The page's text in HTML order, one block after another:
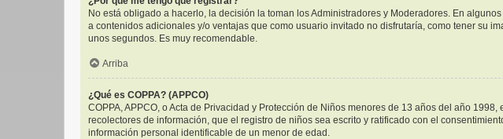
No está obligado a hacerlo, la decisión la toman los Administradores y Moderadores. En
a contenidos adicionales y/o ventajas que como usuario invitado no disfrutaría, como tener su
unos segundos. Es muy recomendable.
Arriba
¿Qué es COPPA? (APPCO)
COPPA, APPCO, o Acta de Privacidad y Protección de Niños menores de 13 años del año
recolectores de información, que el registro de niños sea escrito y ratificado con el
información personal identificable de un menor de edad.